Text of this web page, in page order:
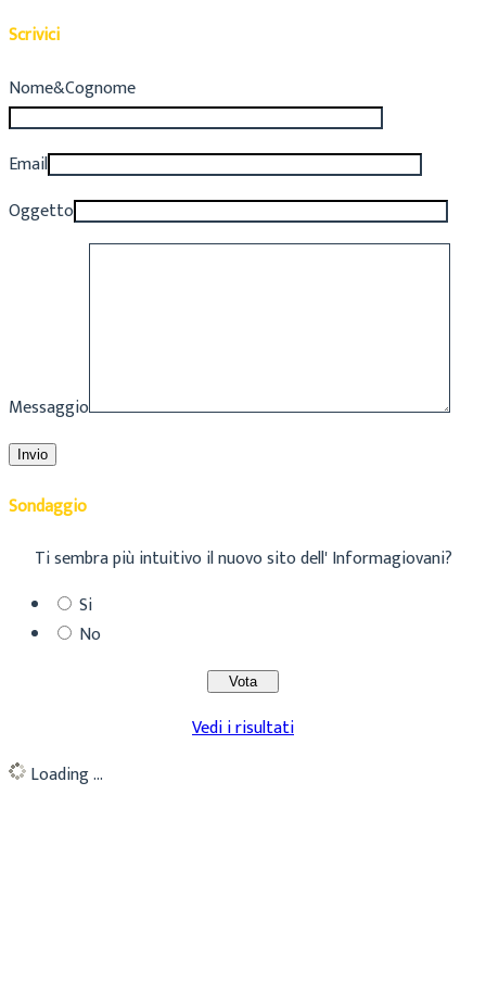
Scrivici
Nome&Cognome
Email
Oggetto
Messaggio
Sondaggio
Ti sembra più intuitivo il nuovo sito dell' Informagiovani?
Si
No
Vedi i risultati
Loading ...